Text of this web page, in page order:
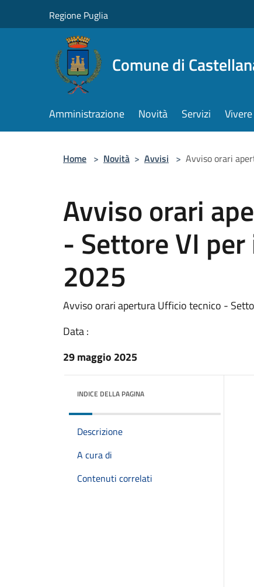
Regione Puglia
Comune di
Amministrazione Novità Servizi
Home > Novità > Avvisi > Avviso orari
Avviso orari
- Settore VI
2025
Avviso orari apertura Ufficio tecnico -
Data :
29 maggio 2025
INDICE DELLA PAGINA
Descrizione
A cura di
Contenuti correlati